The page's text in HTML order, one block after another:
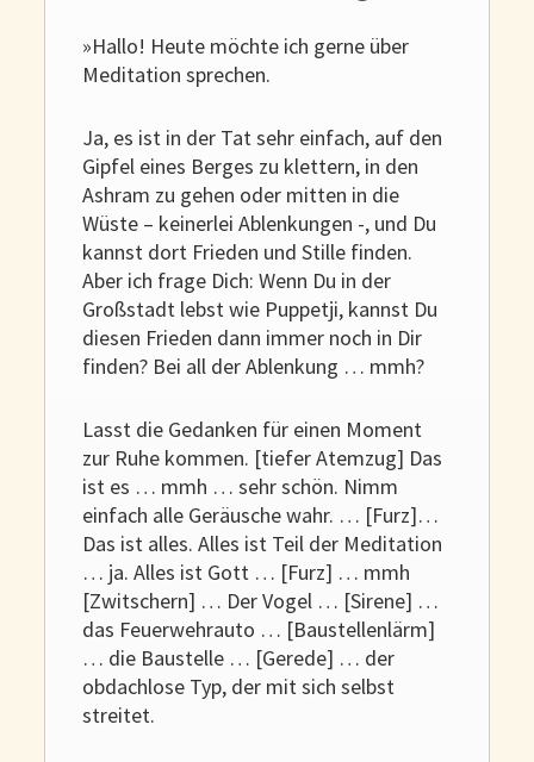
»Hallo! Heute möchte ich gerne über
Meditation sprechen.
Ja, es ist in der Tat sehr einfach, auf den
Gipfel eines Berges zu klettern, in den
Ashram zu gehen oder mitten in die
Wüste – keinerlei Ablenkungen -, und Du
kannst dort Frieden und Stille finden.
Aber ich frage Dich: Wenn Du in der
Großstadt lebst wie Puppetji, kannst Du
diesen Frieden dann immer noch in Dir
finden? Bei all der Ablenkung … mmh?
Lasst die Gedanken für einen Moment
zur Ruhe kommen. [tiefer Atemzug] Das
ist es … mmh … sehr schön. Nimm
einfach alle Geräusche wahr. … [Furz]…
Das ist alles. Alles ist Teil der Meditation
… ja. Alles ist Gott … [Furz] … mmh
[Zwitschern] … Der Vogel … [Sirene] …
das Feuerwehrauto … [Baustellenlärm]
… die Baustelle … [Gerede] … der
obdachlose Typ, der mit sich selbst
streitet.